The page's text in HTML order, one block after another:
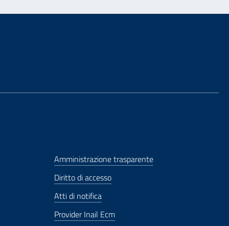
Amministrazione trasparente
Diritto di accesso
Atti di notifica
Provider Inail Ecm